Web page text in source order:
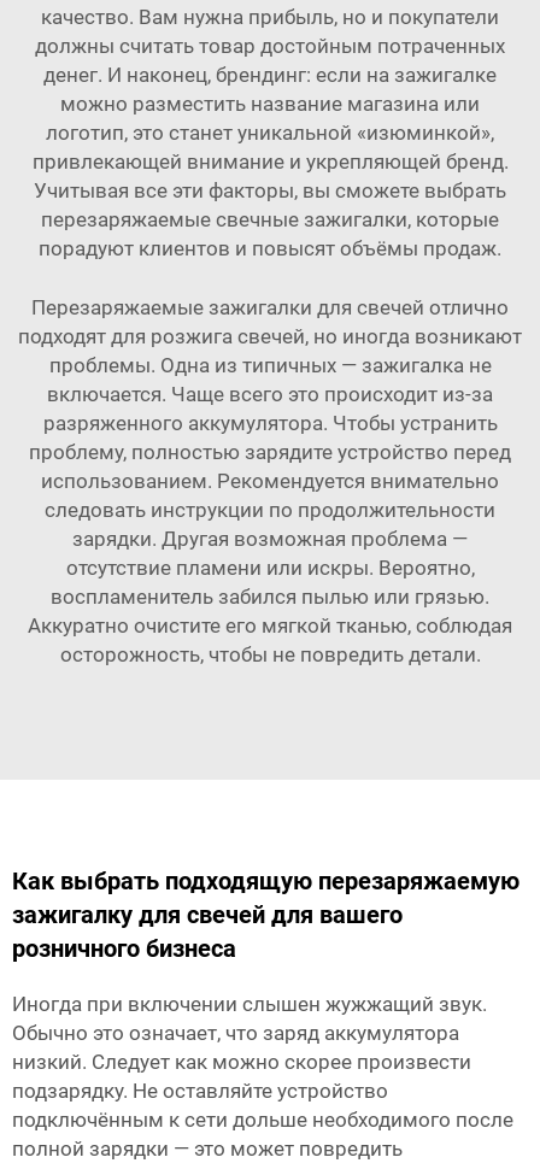
качество. Вам нужна прибыль, но и покупатели
должны считать товар достойным потраченных
денег. И наконец, брендинг: если на зажигалке
можно разместить название магазина или
логотип, это станет уникальной «изюминкой»,
привлекающей внимание и укрепляющей бренд.
Учитывая все эти факторы, вы сможете выбрать
перезаряжаемые свечные зажигалки, которые
порадуют клиентов и повысят объёмы продаж.
Перезаряжаемые зажигалки для свечей отлично
подходят для розжига свечей, но иногда возникают
проблемы. Одна из типичных — зажигалка не
включается. Чаще всего это происходит из-за
разряженного аккумулятора. Чтобы устранить
проблему, полностью зарядите устройство перед
использованием. Рекомендуется внимательно
следовать инструкции по продолжительности
зарядки. Другая возможная проблема —
отсутствие пламени или искры. Вероятно,
воспламенитель забился пылью или грязью.
Аккуратно очистите его мягкой тканью, соблюдая
осторожность, чтобы не повредить детали.
Как выбрать подходящую перезаряжаемую
зажигалку для свечей для вашего
розничного бизнеса
Иногда при включении слышен жужжащий звук.
Обычно это означает, что заряд аккумулятора
низкий. Следует как можно скорее произвести
подзарядку. Не оставляйте устройство
подключённым к сети дольше необходимого после
полной зарядки — это может повредить